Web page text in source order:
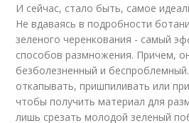
И сейчас, стало быть, самое
Не вдаваясь в подробности
зеленого черенкования - самый
способов размножения. Причем,
безболезненный и
откапывать, пришпиливать или
чтобы получить материал для
лишь срезать молодой зеленый